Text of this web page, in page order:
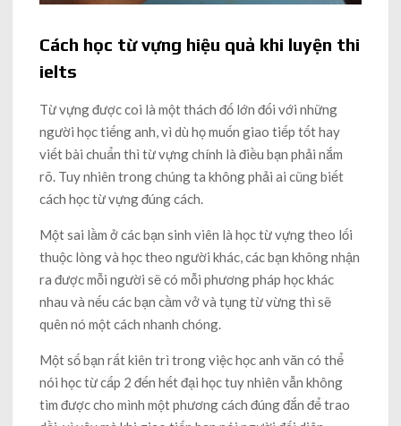
Cách học từ vựng hiệu quả khi luyện thi
ielts
Từ vựng được coi là một thách đố lớn đối với những
người học tiếng anh, vì dù họ muốn giao tiếp tốt hay
viết bài chuẩn thì từ vựng chính là điều bạn phải nắm
rõ. Tuy nhiên trong chúng ta không phải ai cũng biết
cách học từ vựng đúng cách.
Một sai lầm ở các bạn sinh viên là học từ vựng theo lối
thuộc lòng và học theo người khác, các bạn không nhận
ra được mỗi người sẽ có mỗi phương pháp học khác
nhau và nếu các bạn cầm vở và tụng từ vừng thì sẽ
quên nó một cách nhanh chóng.
Một số bạn rất kiên trì trong việc học anh văn có thể
nói học từ cấp 2 đến hết đại học tuy nhiên vẫn không
tìm được cho mình một phương cách đúng đắn để trao